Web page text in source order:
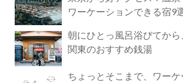
ワーケーションできる宿9
朝にひとっ風呂浴びてから
関東のおすすめ銭湯
ちょっとそこまで、ワー